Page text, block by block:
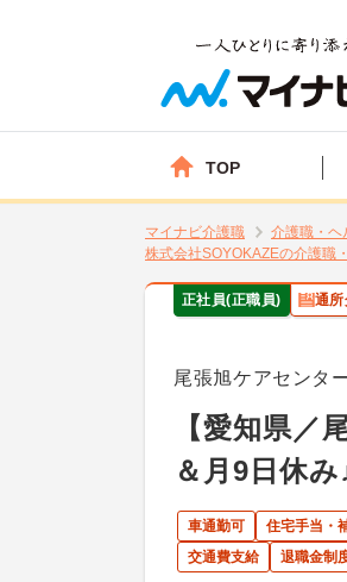
TOP
マイナビ介護職 介護職・ヘ
株式会社SOYOKAZEの介護職
正社員(正職員) 通所
尾張旭ケアセンタ
【愛知県／
＆月9日休
車通勤可 住宅手当・
交通費支給
退職金制